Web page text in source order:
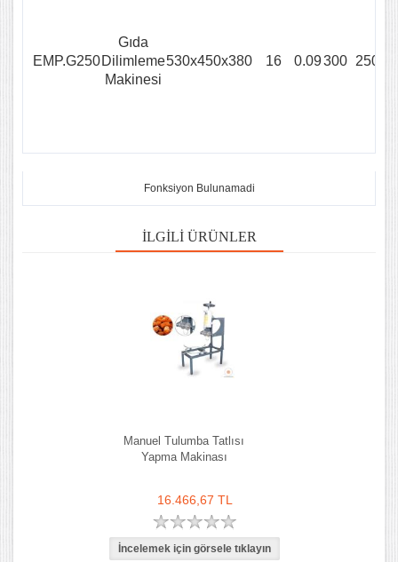
EMP.G250
Gıda
Dilimleme
Makinesi
530x450x380 16 0.09300 250
Fonksiyon Bulunamadi
İLGILI ÜRÜNLER
Manuel Tulumba Tatlısı
Yapma Makinası
16.466,67 TL